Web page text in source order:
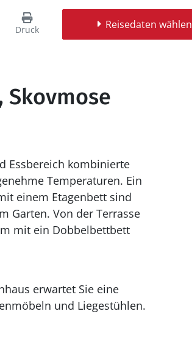
Druck Reisedaten wählen
Skovmose
Essbereich kombinierte
Temperaturen. Ein
einem Etagenbett sind
Garten. Von der Terrasse
mit ein Dobbelbettbett
erwartet Sie eine
und Liegestühlen.